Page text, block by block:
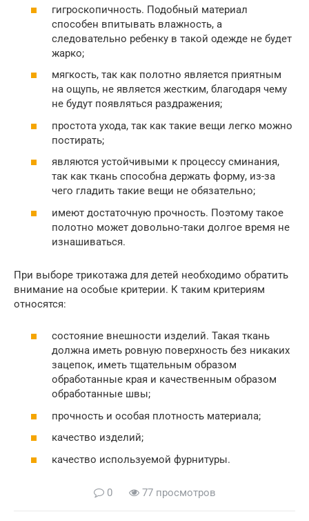
гигроскопичность. Подобный материал
способен впитывать влажность, а
следовательно ребенку в такой одежде не будет
жарко;
мягкость, так как полотно является приятным
на ощупь, не является жестким, благодаря чему
не будут появляться раздражения;
простота ухода, так как такие вещи легко можно
постирать;
являются устойчивыми к процессу сминания,
так как ткань способна держать форму, из-за
чего гладить такие вещи не обязательно;
имеют достаточную прочность. Поэтому такое
полотно может довольно-таки долгое время не
изнашиваться.
При выборе трикотажа для детей необходимо обратить
внимание на особые критерии. К таким критериям
относятся:
состояние внешности изделий. Такая ткань
должна иметь ровную поверхность без никаких
зацепок, иметь тщательным образом
обработанные края и качественным образом
обработанные швы;
прочность и особая плотность материала;
качество изделий;
качество используемой фурнитуры.
0 77 просмотров